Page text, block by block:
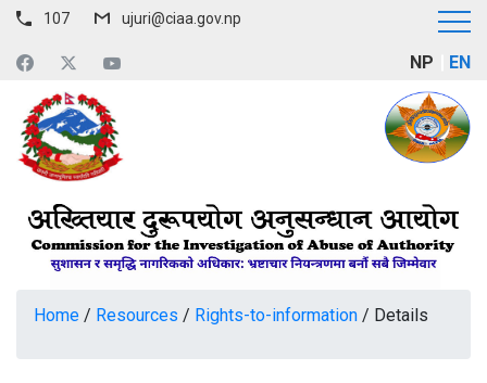
107 ujuri@ciaa.gov.np
NP EN
Home / Resources / Rights-to-information / Details